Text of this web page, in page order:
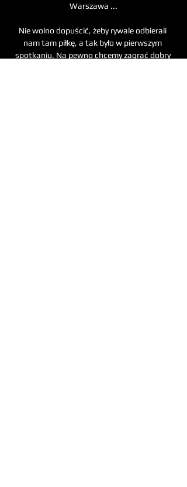
Warszawa ...
Nie wolno dopuścić, żeby rywale odbierali
nam tam piłkę, a tak było w pierwszym
spotkaniu. Na pewno chcemy zagrać dobry